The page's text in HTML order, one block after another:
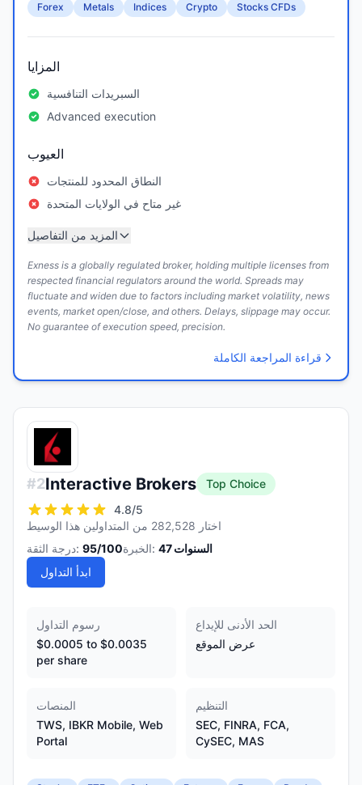
Forex Metals Indices Crypto Stocks CFDs
المزايا
السبريدات التنافسية
Advanced execution
العيوب
النطاق المحدود للمنتجات
غير متاح في الولايات المتحدة
المزيد من التفاصيل
Exness is a globally regulated broker, holding multiple licenses from
respected financial regulators around the world. Spreads may
fluctuate and widen due to factors including market volatility, news
events, market open/close, and others. Delays, slippage may occur.
No guarantee of execution speed, precision.
قراءة المراجعة الكاملة
#2Interactive Brokers
Top Choice
4.8/5
اختار 282,528 من المتداولين هذا الوسيط
درجة الثقة: 95/100 الخبرة: 47 السنوات
ابدأ التداول
رسوم التداول
$0.0005 to $0.0035
per share
الحد الأدنى للإيداع
عرض الموقع
المنصات
TWS, IBKR Mobile, Web
Portal
التنظيم
SEC, FINRA, FCA,
CySEC, MAS